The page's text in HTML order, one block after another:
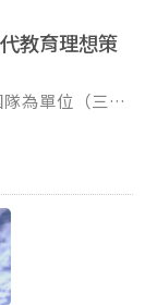
白板，而是，
（靠法學院）
再加上粉筆能
成人高度、教
全校所有想練
、或紀錄自己
在。 目前
教育理想策
像記錄）、籌
成果），均可
右端之師培中
備如網路、電
與活動布幕
購中即將安
風是好利